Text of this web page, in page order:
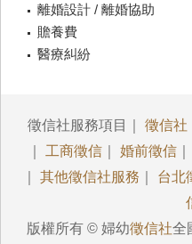
離婚設計 / 離婚協助
贍養費
醫療糾紛
徵信社服務項目｜ 徵信社
工商徵信 婚前徵信
其他徵信社服務 台北
版權所有 © 婦幼徵信社全